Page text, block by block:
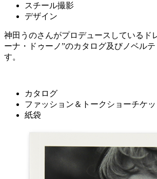
スチール撮影
デザイン
神田うのさんがプロデュースしているド
ーナ・ドゥーノ”のカタログ及びノベル
す。
カタログ
ファッション＆トークショーチケッ
紙袋